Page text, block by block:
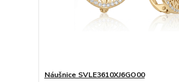
Náušnice SVLE3610XJ6GO00